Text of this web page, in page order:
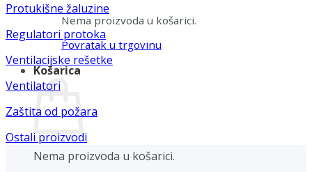
Nema proizvoda u košarici.
Povratak u trgovinu
Košarica
Nema proizvoda u košarici.
Protukišne žaluzine
Regulatori protoka
Ventilacijske rešetke
Ventilatori
Zaštita od požara
Ostali proizvodi